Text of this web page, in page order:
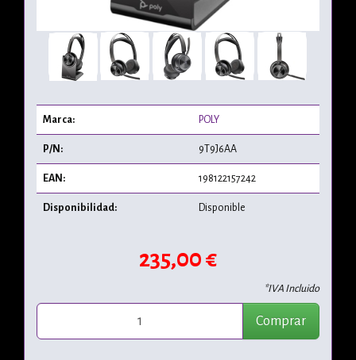
Marca: POLY
P/N: 9T9J6AA
EAN: 198122157242
Disponibilidad: Disponible
235,00 €
*IVA Incluido
Comprar